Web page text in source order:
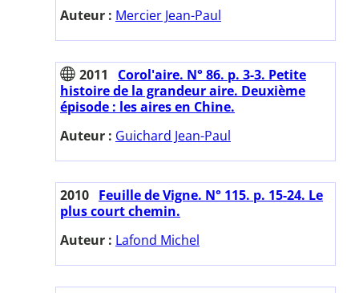
Auteur : Mercier Jean-Paul
2011
Corol'aire. N° 86. p. 3-3. Petite
histoire de la grandeur aire. Deuxième
épisode : les aires en Chine.
Auteur : Guichard Jean-Paul
2010 Feuille de Vigne. N° 115. p. 15-24. Le
plus court chemin.
Auteur : Lafond Michel